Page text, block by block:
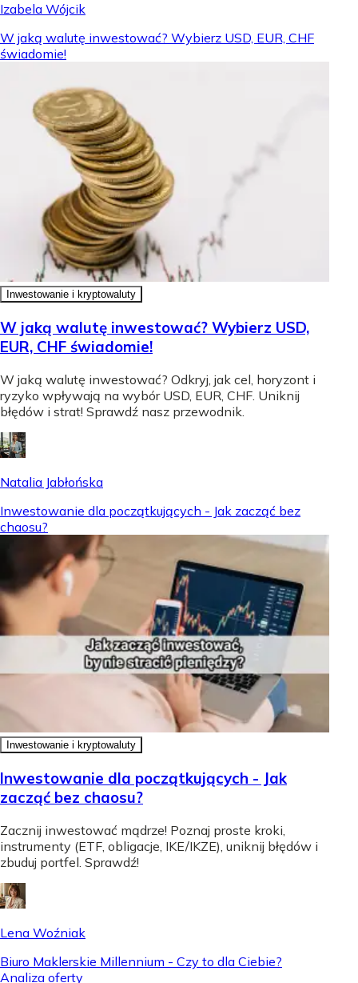
Izabela Wójcik
W jaką walutę inwestować? Wybierz USD, EUR, CHF
świadomie!
Inwestowanie i kryptowaluty
W jaką walutę inwestować? Wybierz USD,
EUR, CHF świadomie!
W jaką walutę inwestować? Odkryj, jak cel, horyzont i
ryzyko wpływają na wybór USD, EUR, CHF. Uniknij
błędów i strat! Sprawdź nasz przewodnik.
Natalia Jabłońska
Inwestowanie dla początkujących - Jak zacząć bez
chaosu?
Inwestowanie i kryptowaluty
Inwestowanie dla początkujących - Jak
zacząć bez chaosu?
Zacznij inwestować mądrze! Poznaj proste kroki,
instrumenty (ETF, obligacje, IKE/IKZE), uniknij błędów i
zbuduj portfel. Sprawdź!
Lena Woźniak
Biuro Maklerskie Millennium - Czy to dla Ciebie?
Analiza oferty